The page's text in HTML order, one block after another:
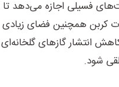
کربن همچنین فضای
انتشار گازهای
شود.